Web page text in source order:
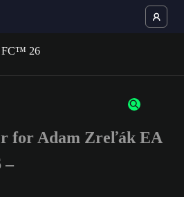
of 3 characters or numbers
for Adam Zreľák EA
–